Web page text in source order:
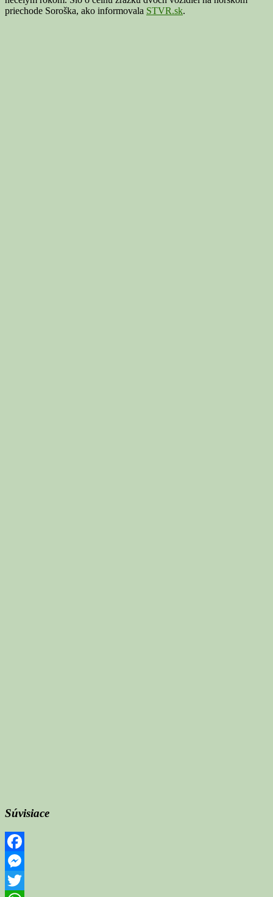
priechode Soroška, ako informovala STVR.sk.
Súvisiace
Facebook
Messenger